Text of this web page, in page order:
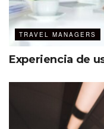
TRAVEL MANAGERS
Experiencia de